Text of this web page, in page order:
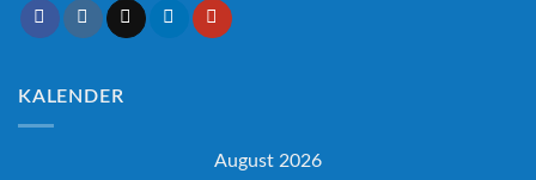
KALENDER
August 2026